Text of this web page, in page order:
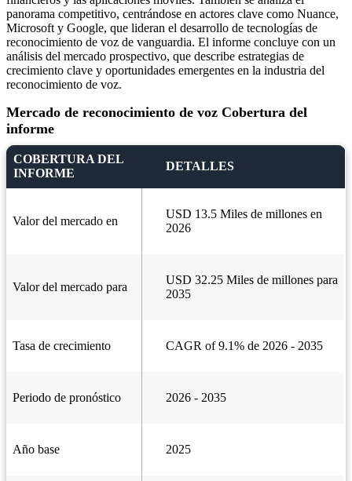
panorama competitivo, centrándose en actores clave como Nuance,
Microsoft y Google, que lideran el desarrollo de tecnologías de
reconocimiento de voz de vanguardia. El informe concluye con un
análisis del mercado prospectivo, que describe estrategias de
crecimiento clave y oportunidades emergentes en la industria del
reconocimiento de voz.
Mercado de reconocimiento de voz Cobertura del
informe
COBERTURA DEL
INFORME
DETALLES
Valor del mercado en
USD 13.5 Miles de millones en
2026
Valor del mercado para
USD 32.25 Miles de millones para
2035
Tasa de crecimiento CAGR of 9.1% de 2026 - 2035
Periodo de pronóstico 2026 - 2035
Año base 2025